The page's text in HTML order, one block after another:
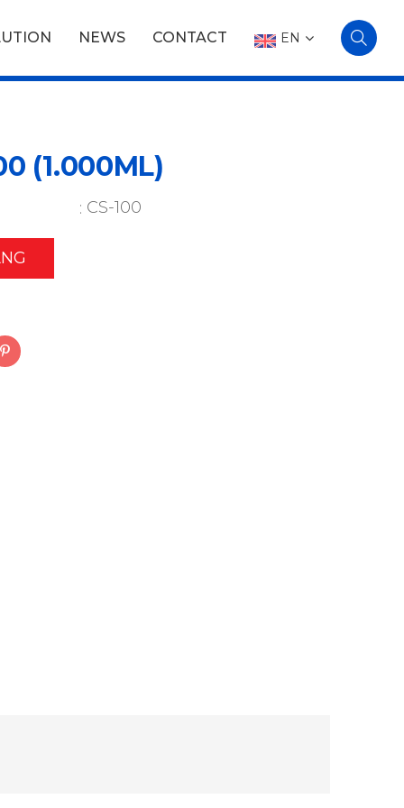
NEWS CONTACT EN
(1.000ML)
CS-100